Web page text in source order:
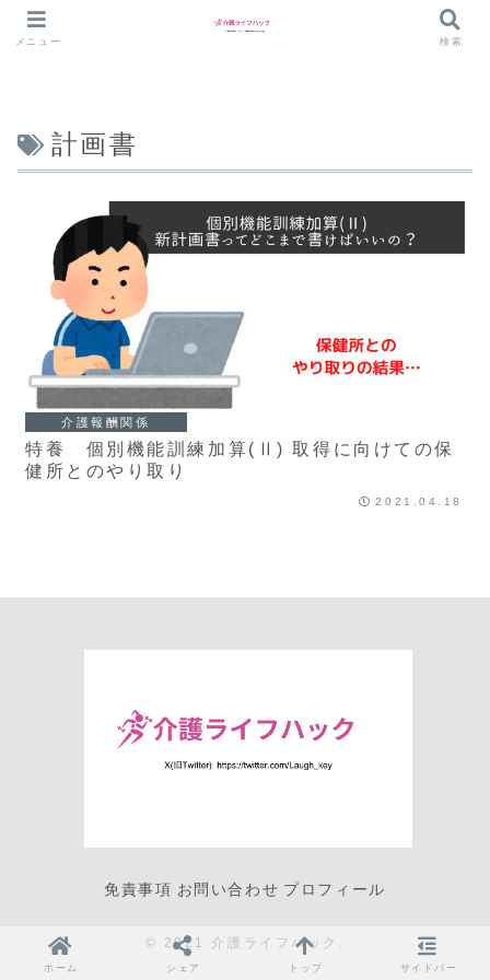
計画書
介護報酬関係
特養 個別機能訓練加算(Ⅱ) 取得に向けての保
健所とのやり取り
2021.04.18
免責事項 お問い合わせ プロフィール
© 2021 介護ライフハック.
メニュー 検索
ホーム シェア トップ サイドバー